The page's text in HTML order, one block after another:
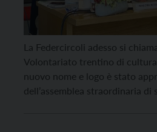
La Federcircoli adesso si
Volontariato trentino di
nuovo nome e logo è stato
dell’assemblea straordinaria di